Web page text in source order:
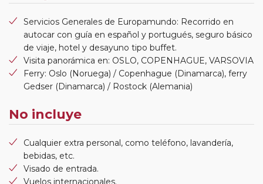
Servicios Generales de Europamundo: Recorrido en
autocar con guía en español y portugués, seguro básico
de viaje, hotel y desayuno tipo buffet.
Visita panorámica en: OSLO, COPENHAGUE, VARSOVIA
Ferry: Oslo (Noruega) / Copenhague (Dinamarca), ferry
Gedser (Dinamarca) / Rostock (Alemania)
No incluye
Cualquier extra personal, como teléfono, lavandería,
bebidas, etc.
Visado de entrada.
Vuelos internacionales.